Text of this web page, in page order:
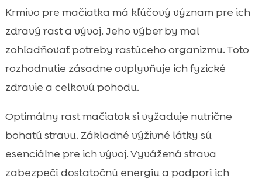
Krmivo pre mačiatka má kľúčový význam pre ich
zdravý rast a vývoj. Jeho výber by mal
zohľadňovať potreby rastúceho organizmu. Toto
rozhodnutie zásadne ovplyvňuje ich fyzické
zdravie a celkovú pohodu.
Optimálny rast mačiatok si vyžaduje nutrične
bohatú stravu. Základné výživné látky sú
esenciálne pre ich vývoj. Vyvážená strava
zabezpečí dostatočnú energiu a podporí ich